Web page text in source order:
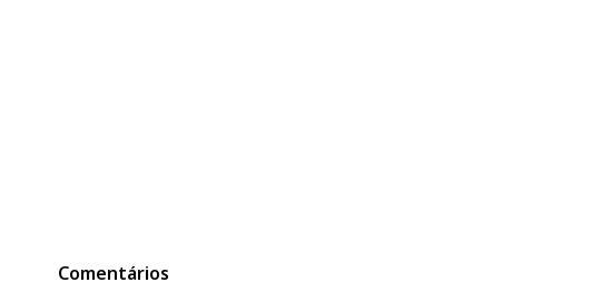
Comentários